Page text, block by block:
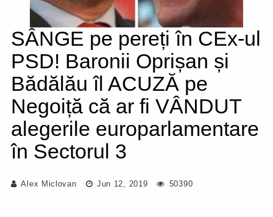
SÂNGE pe pereți în CEx-ul
PSD! Baronii Oprișan și
Bădălău îl ACUZĂ pe
Negoiță că ar fi VÂNDUT
alegerile europarlamentare
în Sectorul 3
Alex Miclovan Jun 12, 2019 50390